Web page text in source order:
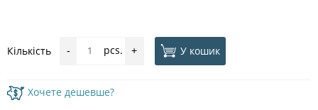
Кількість - pcs. + У кошик
Хочете дешевше?